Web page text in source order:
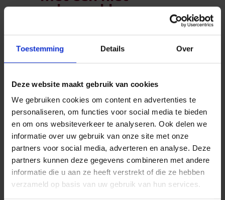
Toestemming Details Over
Deze website maakt gebruik van cookies
We gebruiken cookies om content en advertenties te
personaliseren, om functies voor social media te bieden
en om ons websiteverkeer te analyseren. Ook delen we
informatie over uw gebruik van onze site met onze
partners voor social media, adverteren en analyse. Deze
partners kunnen deze gegevens combineren met andere
informatie die u aan ze heeft verstrekt of die ze hebben
verzameld op basis van uw gebruik van hun services.
gekoppelde
Eenongeval
kan ook gebeuren als uw
aanhangwagen niet gekoppeld is aan
aanhangwagen kan bijvoorbeeld op
zijn eentje van een oprit naar
beneden rollen. Tot welke
verzekering moet u zich dan richten?
Tot een MTM (maximaal
toegelaten massa) van 500 kg
dekt deBA familiale
verzekering (als het om privé
gebruik gaat) of de verzekering